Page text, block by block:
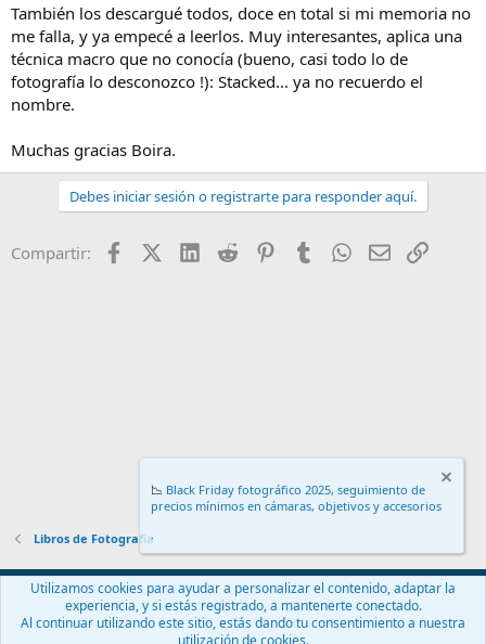
También los descargué todos, doce en total si mi memoria no
me falla, y ya empecé a leerlos. Muy interesantes, aplica una
técnica macro que no conocía (bueno, casi todo lo de
fotografía lo desconozco !): Stacked... ya no recuerdo el
nombre.
Muchas gracias Boira.
Debes iniciar sesión o registrarte para responder aquí.
Compartir: FacebookX (Twitter)
LinkedIn
Reddit PinterestTumblr WhatsApp
EmailEnlace
Libros de Fotografía
Español (ES)
Contáctanos
Términos y reglas Política de privacidad
Ayuda
📉 Black Friday fotográfico 2025, seguimiento de
precios mínimos en cámaras, objetivos y accesorios
.
Utilizamos cookies para ayudar a personalizar el contenido, adaptar la
experiencia, y si estás registrado, a mantenerte conectado.
Al continuar utilizando este sitio, estás dando tu consentimiento a nuestra
utilización de cookies.